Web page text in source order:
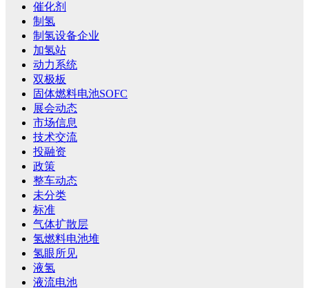
催化剂
制氢
制氢设备企业
加氢站
动力系统
双极板
固体燃料电池SOFC
展会动态
市场信息
技术交流
投融资
政策
整车动态
未分类
标准
气体扩散层
氢燃料电池堆
氢眼所见
液氢
液流电池